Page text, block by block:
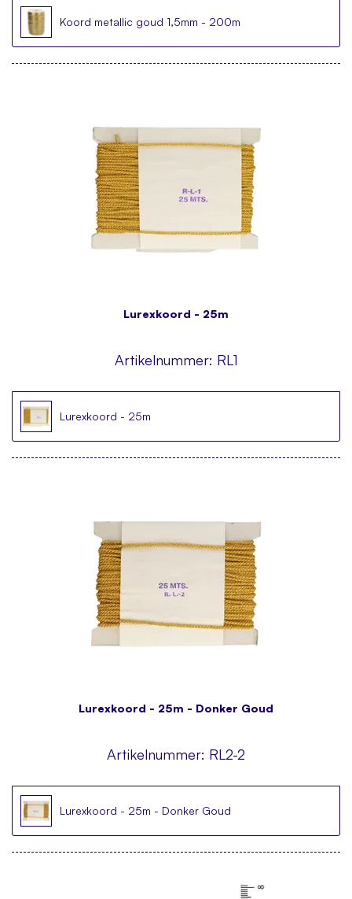
Koord metallic goud 1,5mm - 200m
Lurexkoord - 25m
Artikelnummer: RL1
Lurexkoord - 25m
Lurexkoord - 25m - Donker Goud
Artikelnummer: RL2-2
Lurexkoord - 25m - Donker Goud